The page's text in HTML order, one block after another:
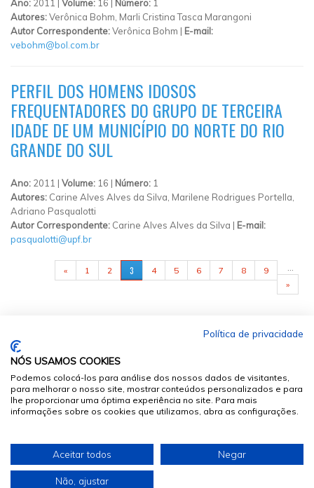
Ano: 2011 | Volume: 16 | Número: 1
Autores:Verônica Bohm, Marli Cristina Tasca Marangoni
Autor Correspondente:Verônica Bohm | E-mail:
vebohm@bol.com.br
PERFIL DOS HOMENS IDOSOS
FREQUENTADORES DO GRUPO DE TERCEIRA
IDADE DE UM MUNICÍPIO DO NORTE DO RIO
GRANDE DO SUL
Ano: 2011 | Volume: 16 | Número: 1
Autores: Carine Alves Alves da Silva, Marilene Rodrigues Portella,
Adriano Pasqualotti
Autor Correspondente: Carine Alves Alves da Silva | E-mail:
pasqualotti@upf.br
PÁGINAS
« 1 2 3 4 5 6 7 8 9
»
© 2026 Sumários.org
. Todos os Direitos Reservados
Desenvolvido por
Política de privacidade
NÓS USAMOS COOKIES
Podemos colocá-los para análise dos nossos dados de visitantes,
para melhorar o nosso site, mostrar conteúdos personalizados e para
lhe proporcionar uma óptima experiência no site. Para mais
informações sobre os cookies que utilizamos, abra as configurações.
Aceitar todos Negar
Não, ajustar